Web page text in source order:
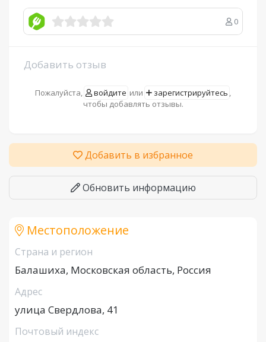
0
Добавить отзыв
Пожалуйста, войдите или зарегистрируйтесь ,
чтобы добавлять отзывы.
Добавить в избранное
Обновить информацию
Местоположение
Страна и регион
Балашиха, Московская область, Россия
Адрес
улица Свердлова, 41
Почтовый индекс